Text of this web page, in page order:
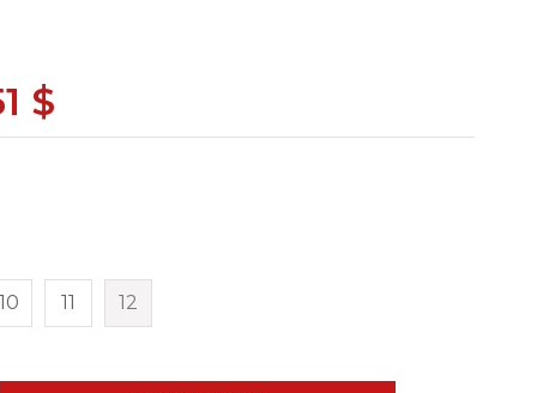
$
10 11 12